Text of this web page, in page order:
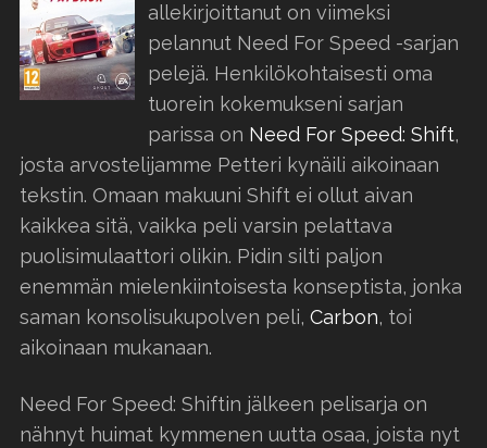
allekirjoittanut on viimeksi
pelannut Need For Speed -sarjan
pelejä. Henkilökohtaisesti oma
tuorein kokemukseni sarjan
parissa on Need For Speed: Shift,
josta arvostelijamme Petteri kynäili aikoinaan
tekstin. Omaan makuuni Shift ei ollut aivan
kaikkea sitä, vaikka peli varsin pelattava
puolisimulaattori olikin. Pidin silti paljon
enemmän mielenkiintoisesta konseptista, jonka
saman konsolisukupolven peli, Carbon, toi
aikoinaan mukanaan.
Need For Speed: Shiftin jälkeen pelisarja on
nähnyt huimat kymmenen uutta osaa, joista nyt